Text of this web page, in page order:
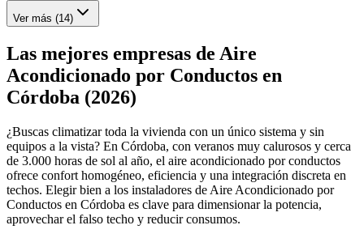
Ver más (14)
Las mejores empresas de Aire
Acondicionado por Conductos en
Córdoba (2026)
¿Buscas climatizar toda la vivienda con un único sistema y sin
equipos a la vista? En Córdoba, con veranos muy calurosos y cerca
de 3.000 horas de sol al año, el aire acondicionado por conductos
ofrece confort homogéneo, eficiencia y una integración discreta en
techos. Elegir bien a los instaladores de Aire Acondicionado por
Conductos en Córdoba es clave para dimensionar la potencia,
aprovechar el falso techo y reducir consumos.